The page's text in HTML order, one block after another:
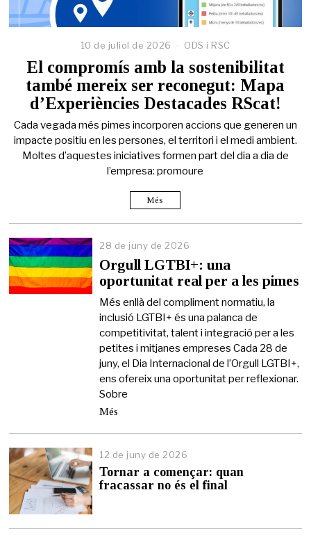
10 de juliol de 2026 ODS i RSC
El compromís amb la sostenibilitat
també mereix ser reconegut: Mapa
d’Experiències Destacades RScat!
Cada vegada més pimes incorporen accions que generen un
impacte positiu en les persones, el territori i el medi ambient.
Moltes d’aquestes iniciatives formen part del dia a dia de
l’empresa: promoure
Més
28 de juny de 2026
6
d
e
u
n
y
d
e
2
0
Orgull LGTBI+: una
oportunitat real per a les pimes
Més enllà del compliment normatiu, la
inclusió LGTBI+ és una palanca de
competitivitat, talent i integració per a les
petites i mitjanes empreses Cada 28 de
juny, el Dia Internacional de l’Orgull LGTBI+,
ens ofereix una oportunitat per reflexionar.
Sobre
Més
12 de juny de 2026
2
d
e
n
Tornar a començar: quan
fracassar no és el final